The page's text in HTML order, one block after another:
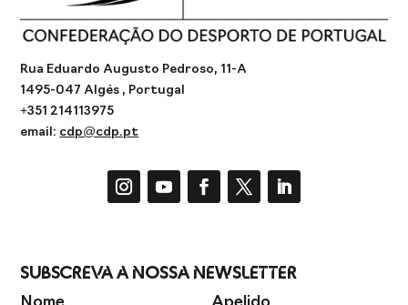
Rua Eduardo Augusto Pedroso, 11-A
1495-047 Algés , Portugal
+351 214113975
email: cdp@cdp.pt
Subscreva a Nossa Newsletter